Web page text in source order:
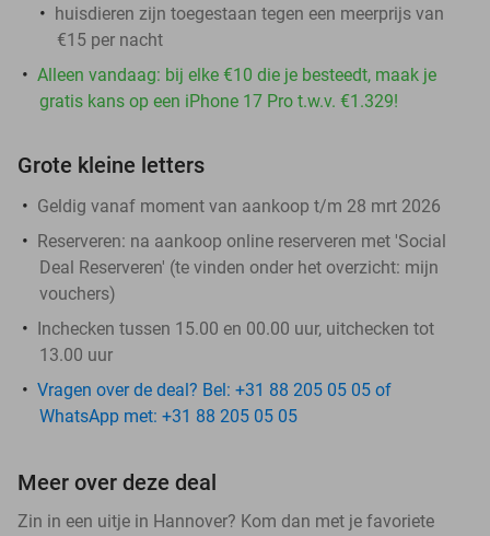
huisdieren zijn toegestaan tegen een meerprijs van
€15 per nacht
Alleen vandaag: bij elke €10 die je besteedt, maak je
gratis kans op een iPhone 17 Pro t.w.v. €1.329!
Grote kleine letters
Geldig vanaf moment van aankoop t/m 28 mrt 2026
Reserveren: na aankoop online reserveren met 'Social
Deal Reserveren' (te vinden onder het overzicht: mijn
vouchers)
Inchecken tussen 15.00 en 00.00 uur, uitchecken tot
13.00 uur
Vragen over de deal? Bel: +31 88 205 05 05 of
WhatsApp met: +31 88 205 05 05
Meer over deze deal
Zin in een uitje in Hannover? Kom dan met je favoriete